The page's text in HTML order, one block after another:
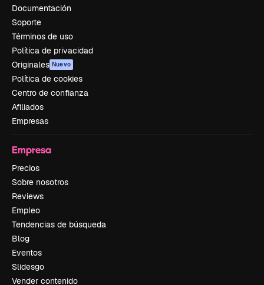
Documentación
Soporte
Términos de uso
Política de privacidad
Originales Nuevo
Política de cookies
Centro de confianza
Afiliados
Empresas
Empresa
Precios
Sobre nosotros
Reviews
Empleo
Tendencias de búsqueda
Blog
Eventos
Slidesgo
Vender contenido